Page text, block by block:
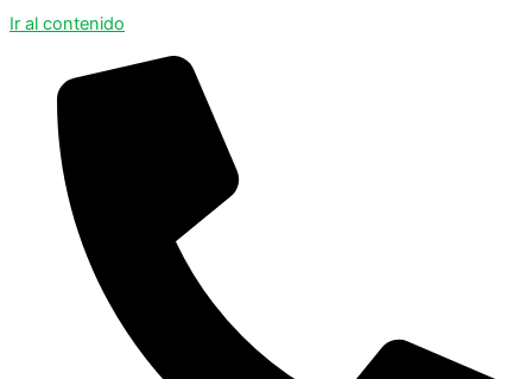
Ir al contenido